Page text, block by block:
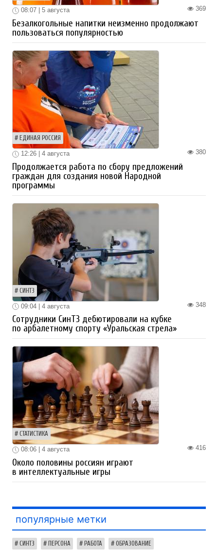
369
08:07 | 5 августа
Безалкогольные напитки неизменно продолжают
пользоваться популярностью
ЕДИНАЯ РОССИЯ
380
12:26 | 4 августа
Продолжается работа по сбору предложений
граждан для создания новой Народной
программы
СИНТЗ
348
09:04 | 4 августа
Сотрудники СинТЗ дебютировали на кубке
по арбалетному спорту «Уральская стрела»
СТАТИСТИКА
416
08:06 | 4 августа
Около половины россиян играют
в интеллектуальные игры
популярные метки
СИНТЗ ПЕРСОНА РАБОТА ОБРАЗОВАНИЕ